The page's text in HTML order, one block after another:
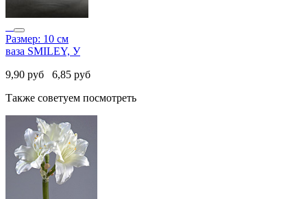
Размер: 10 см
ваза SMILEY, У
9,90 руб 6,85 руб
Также советуем посмотреть